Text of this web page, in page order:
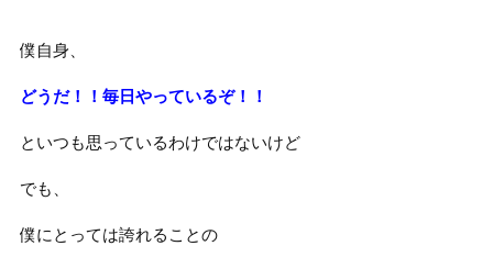
僕自身、
どうだ！！毎日やっているぞ！！
といつも思っているわけではないけど
でも、
僕にとっては誇れることの